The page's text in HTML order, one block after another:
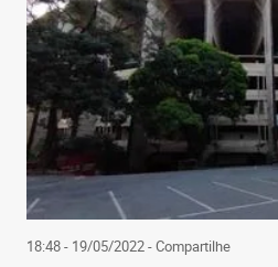
18:48 - 19/05/2022- Compartilhe